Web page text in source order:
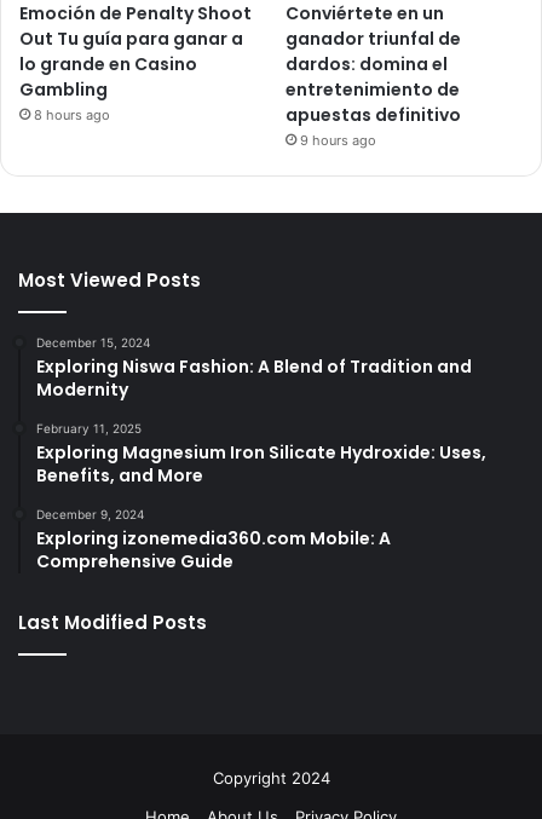
Emoción de Penalty Shoot
Out Tu guía para ganar a
lo grande en Casino
Gambling
8 hours ago
Conviértete en un
ganador triunfal de
dardos: domina el
entretenimiento de
apuestas definitivo
9 hours ago
Most Viewed Posts
December 15, 2024
Exploring Niswa Fashion: A Blend of Tradition and
Modernity
February 11, 2025
Exploring Magnesium Iron Silicate Hydroxide: Uses,
Benefits, and More
December 9, 2024
Exploring izonemedia360.com Mobile: A
Comprehensive Guide
Last Modified Posts
Copyright 2024